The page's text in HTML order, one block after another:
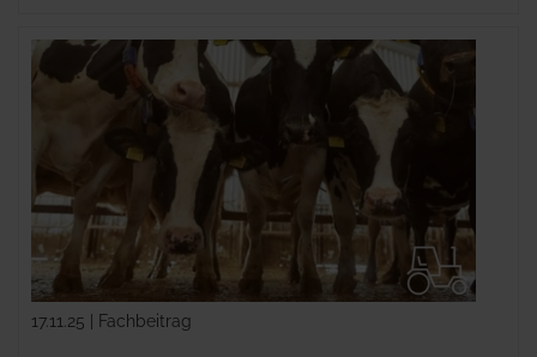
17.11.25 | Fachbeitrag